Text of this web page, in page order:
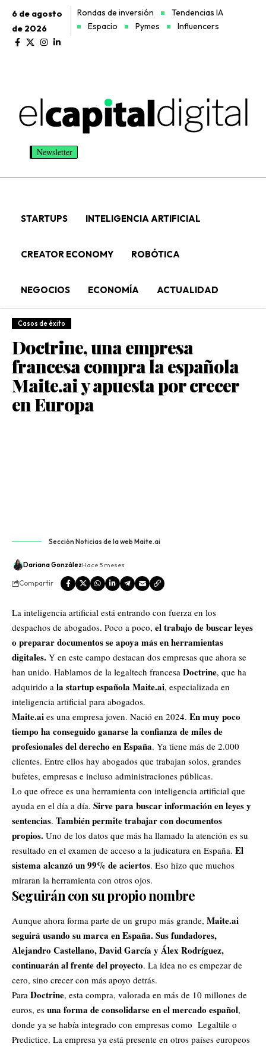
6 de agosto
de 2026
Rondas de inversión
Tendencias IA
Espacio
Pymes Influencers
Newsletter
STARTUPS INTELIGENCIA ARTIFICIAL
CREATOR ECONOMY ROBÓTICA
NEGOCIOS ECONOMÍA ACTUALIDAD
Casos de éxito
Doctrine, una empresa
francesa compra la española
Maite.ai y apuesta por crecer
en Europa
Sección Noticias de la web Maite.ai
Dariana GonzálezHace 5 meses
Compartir
La inteligencia artificial está entrando con fuerza en los
despachos de abogados. Poco a poco, el trabajo de buscar leyes
o preparar documentos se apoya más en herramientas
digitales. Y en este campo destacan dos empresas que ahora se
han unido. Hablamos de la legaltech francesa Doctrine, que ha
adquirido a la startup española Maite.ai, especializada en
inteligencia artificial para abogados.
Maite.ai es una empresa joven. Nació en 2024. En muy poco
tiempo ha conseguido ganarse la confianza de miles de
profesionales del derecho en España. Ya tiene más de 2.000
clientes. Entre ellos hay abogados que trabajan solos, grandes
bufetes, empresas e incluso administraciones públicas.
Lo que ofrece es una herramienta con inteligencia artificial que
ayuda en el día a día. Sirve para buscar información en leyes y
sentencias. También permite trabajar con documentos
propios. Uno de los datos que más ha llamado la atención es su
resultado en el examen de acceso a la judicatura en España. El
sistema alcanzó un 99% de aciertos. Eso hizo que muchos
miraran la herramienta con otros ojos.
Seguirán con su propio nombre
Aunque ahora forma parte de un grupo más grande, Maite.ai
seguirá usando su marca en España. Sus fundadores,
Alejandro Castellano, David García y Álex Rodríguez,
continuarán al frente del proyecto. La idea no es empezar de
cero, sino crecer con más apoyo detrás.
Para Doctrine, esta compra, valorada en más de 10 millones de
euros, es una forma de consolidarse en el mercado español,
donde ya se había integrado con empresas como Legaltile o
Predictice. La empresa ya está presente en otros países europeos